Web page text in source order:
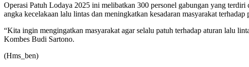
Operasi Patuh Lodaya 2025 ini melibatkan 300 personel gabungan yang
angka kecelakaan lalu lintas dan meningkatkan kesadaran masyarakat
“Kita ingin mengingatkan masyarakat agar selalu patuh terhadap aturan lalu
Kombes Budi Sartono.
(Hms_ben)